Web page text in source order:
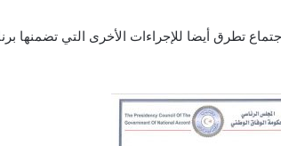
تطرق أيضا للإجراءات الأخرى التي تضمنها